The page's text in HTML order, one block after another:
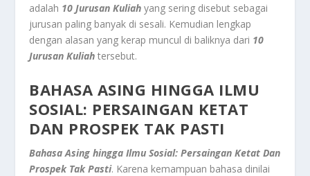
adalah 10 Jurusan Kuliah yang sering disebut sebagai
jurusan paling banyak di sesali. Kemudian lengkap
dengan alasan yang kerap muncul di baliknya dari 10
Jurusan Kuliah tersebut.
BAHASA ASING HINGGA ILMU
SOSIAL: PERSAINGAN KETAT
DAN PROSPEK TAK PASTI
Bahasa Asing hingga Ilmu Sosial: Persaingan Ketat Dan
Prospek Tak Pasti. Karena kemampuan bahasa dinilai